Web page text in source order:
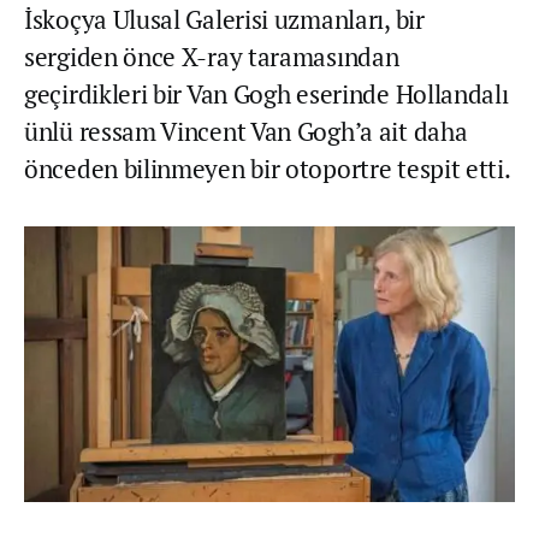
İskoçya Ulusal Galerisi uzmanları, bir
sergiden önce X-ray taramasından
geçirdikleri bir Van Gogh eserinde Hollandalı
ünlü ressam Vincent Van Gogh’a ait daha
önceden bilinmeyen bir otoportre tespit etti.